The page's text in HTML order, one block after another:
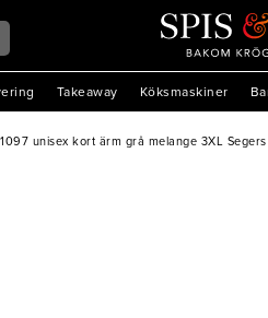
Takeaway Köksmaskiner
unisex kort ärm grå melange 3XL Segers